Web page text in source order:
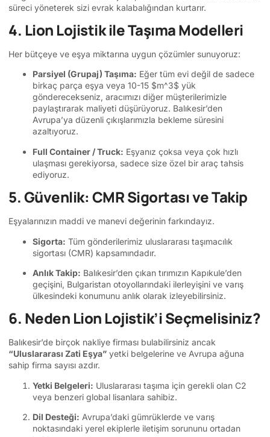
süreci yöneterek sizi evrak kalabalığından kurtarır.
4. Lion Lojistik ile Taşıma Modelleri
Her bütçeye ve eşya miktarına uygun çözümler sunuyoruz:
Parsiyel (Grupaj) Taşıma: Eğer tüm evi değil de sadece
birkaç parça eşya veya 10-15 $m^3$ yük
gönderecekseniz, aracımızı diğer müşterilerimizle
paylaştırarak maliyeti düşürüyoruz. Balıkesir’den
Avrupa’ya düzenli çıkışlarımızla bekleme süresini
azaltıyoruz.
Full Container / Truck: Eşyanız çoksa veya çok hızlı
ulaşması gerekiyorsa, sadece size özel bir araç tahsis
ediyoruz.
5. Güvenlik: CMR Sigortası ve Takip
Eşyalarınızın maddi ve manevi değerinin farkındayız.
Sigorta: Tüm gönderilerimiz uluslararası taşımacılık
sigortası (CMR) kapsamındadır.
Anlık Takip: Balıkesir’den çıkan tırımızın Kapıkule’den
geçişini, Bulgaristan otoyollarındaki ilerleyişini ve varış
ülkesindeki konumunu anlık olarak izleyebilirsiniz.
6. Neden Lion Lojistik’i Seçmelisiniz?
Balıkesir’de birçok nakliye firması bulabilirsiniz ancak
“Uluslararası Zati Eşya” yetki belgelerine ve Avrupa ağuna
sahip firma sayısı azdır.
Yetki Belgeleri: Uluslararası taşıma için gerekli olan C2
veya benzeri global lisanlara sahibiz.
Dil Desteği: Avrupa’daki gümrüklerde ve varış
noktasındaki yerel ekiplerle iletişim sorununu ortadan